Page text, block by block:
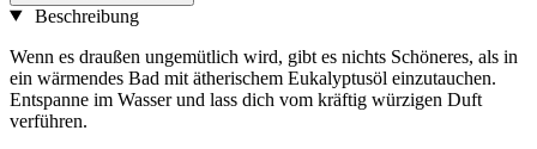
Beschreibung
Wenn es draußen ungemütlich wird, gibt es nichts Schöneres, als in
ein wärmendes Bad mit ätherischem Eukalyptusöl einzutauchen.
Entspanne im Wasser und lass dich vom kräftig würzigen Duft
verführen.